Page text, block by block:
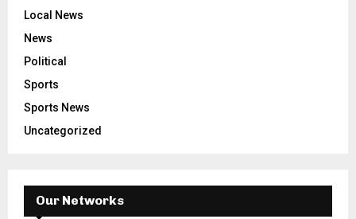
Local News
News
Political
Sports
Sports News
Uncategorized
Our Networks